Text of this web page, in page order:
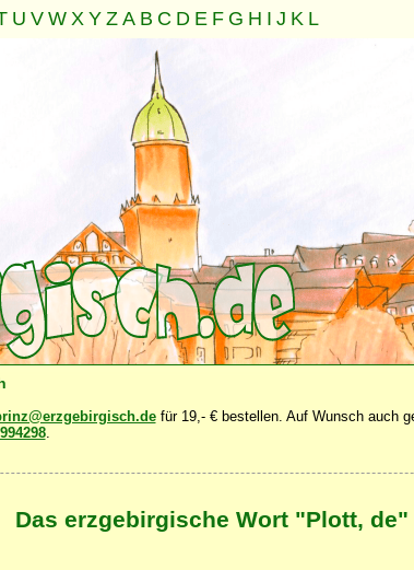
U V W X Y Z A B C D E F G H I J K L
Gemeinschaft
für 19,- € bestellen. Auf Wunsch auch
.
Das erzgebirgische Wort "Plott, de"